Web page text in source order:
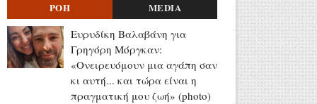
ΡΟΗ MEDIA
Ευρυδίκη Βαλαβάνη για
Γρηγόρη Μόργκαν:
«Oνειρευόμουν μια αγάπη σαν
κι αυτή... και τώρα είναι η
πραγματική μου ζωή» (photo)